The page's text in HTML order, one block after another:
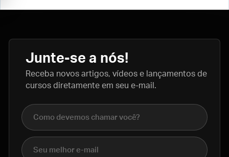
Junte-se a nós!
Receba novos artigos, vídeos e lançamentos de
cursos diretamente em seu e-mail.
Nome completo
E-mail